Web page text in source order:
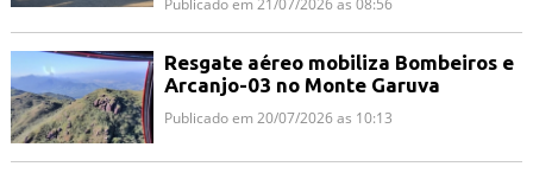
Resgate aéreo mobiliza Bombeiros e
Arcanjo-03 no Monte Garuva
Publicado em 20/07/2026 as 10:13